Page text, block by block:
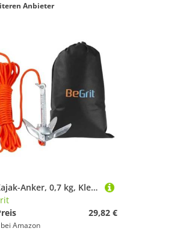
Anbieter
BeGrit Kajak-Anker, 0,7 kg, Kleiner Bootsanker, Faltbarer Marine-Anker zum Angeln, Kajak, Paddelboard, Kanu, Jetski, mit 10 m langem Anker, Abschleppseil, Tragetasche
29,82 €
Amazon